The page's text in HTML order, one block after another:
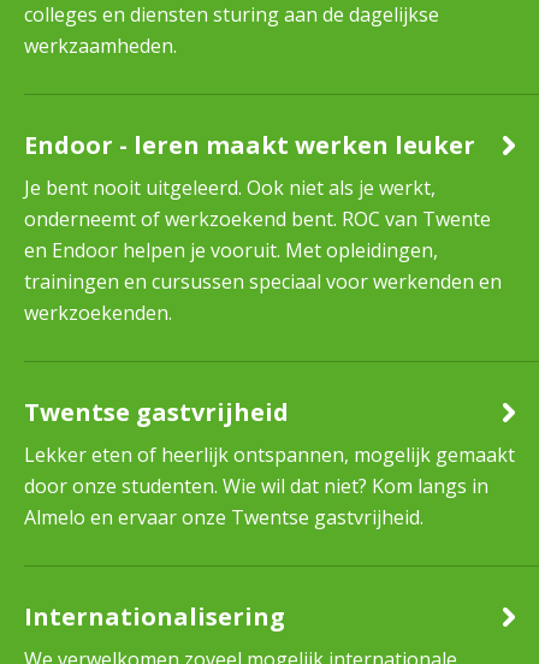
colleges en diensten sturing aan de dagelijkse
werkzaamheden.
Endoor - leren maakt werken leuker
Je bent nooit uitgeleerd. Ook niet als je werkt,
onderneemt of werkzoekend bent. ROC van Twente
en Endoor helpen je vooruit. Met opleidingen,
trainingen en cursussen speciaal voor werkenden en
werkzoekenden.
Twentse gastvrijheid
Lekker eten of heerlijk ontspannen, mogelijk gemaakt
door onze studenten. Wie wil dat niet? Kom langs in
Almelo en ervaar onze Twentse gastvrijheid.
Internationalisering